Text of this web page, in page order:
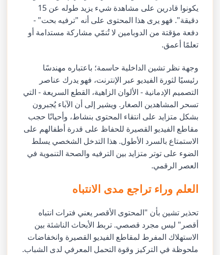
يكونوا قادرين على مشاهدة شيء يزيد طوله عن 15
دقيقة". فهو يرى هذا المحتوى على أنه "ترفيه بحت" -
دفعة مؤقتة من الدوبامين لا تُنمّي مشاركة مستدامة أو
تعلمًا أعمق.
وجهة نظر تشين الداخلية حاسمة؛ باعتباره مهندسًا
رئيسيًا لثورة الفيديو عبر الإنترنت، فهو يدرك عناصر
التصميم الإدمانية - الألوان الزاهية، القطع السريعة - التي
تسحر المشاهدين الصغار. ويشير إلى أن الآباء يُجبرون
بشكل متزايد على انتقاء المحتوى بنشاط، وأحيانًا حجب
مقاطع الفيديو القصيرة للحفاظ على قدرة أطفالهم على
الاستمتاع بالسرد الأطول. هذا التدخل الشخصي يسلط
الضوء على توتر متزايد بين الترفيه والصحة التنموية في
العصر الرقمي.
العلم وراء تراجع مدى الانتباه
تحذير تشين بأن "المحتوى الأقصر يعني فترات انتباه
أقصر" ليس مجرد قصصي. تربط الأبحاث الناشئة بين
الاستهلاك المفرط لمقاطع الفيديو القصيرة وانخفاضات
ملحوظة في التركيز وقوة التحمل المعرفي لدى الشباب.